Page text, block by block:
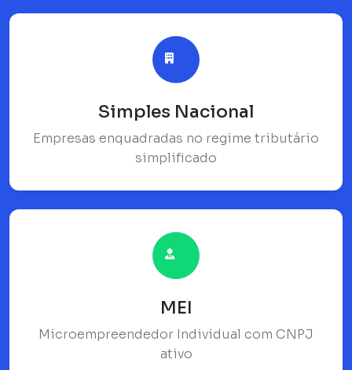
Simples Nacional
Empresas enquadradas no regime tributário
simplificado
MEI
Microempreendedor Individual com CNPJ
ativo